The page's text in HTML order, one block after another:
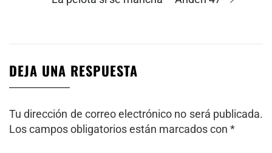
DEJA UNA RESPUESTA
Tu dirección de correo electrónico no será publicada.
Los campos obligatorios están marcados con *